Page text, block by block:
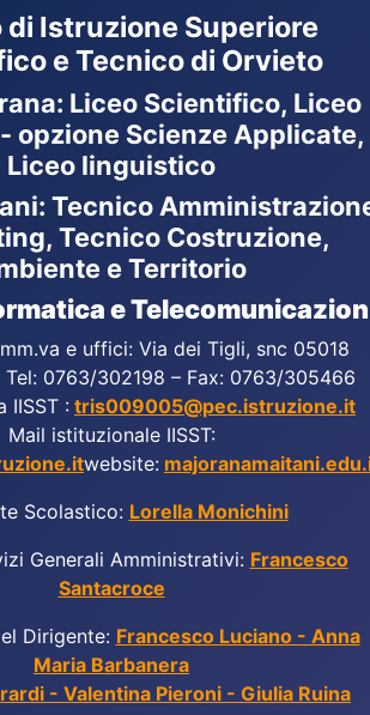
Istruzione Superiore
e Tecnico di Orvieto
: Liceo Scientifico, Liceo
opzione Scienze Applicate,
Liceo linguistico
Tecnico
Tecnico Costruzione,
e Territorio
e
e uffici: Via dei Tigli, snc 05018
0763/302198 – Fax: 0763/305466
IISST :tris009005@pec.istruzione.it
Mail istituzionale IISST:
website:
Scolastico: Lorella Monichini
Generali Amministrativi: Francesco
Santacroce
Dirigente: Francesco Luciano - Anna
Maria Barbanera
- Valentina Pieroni - Giulia Ruina